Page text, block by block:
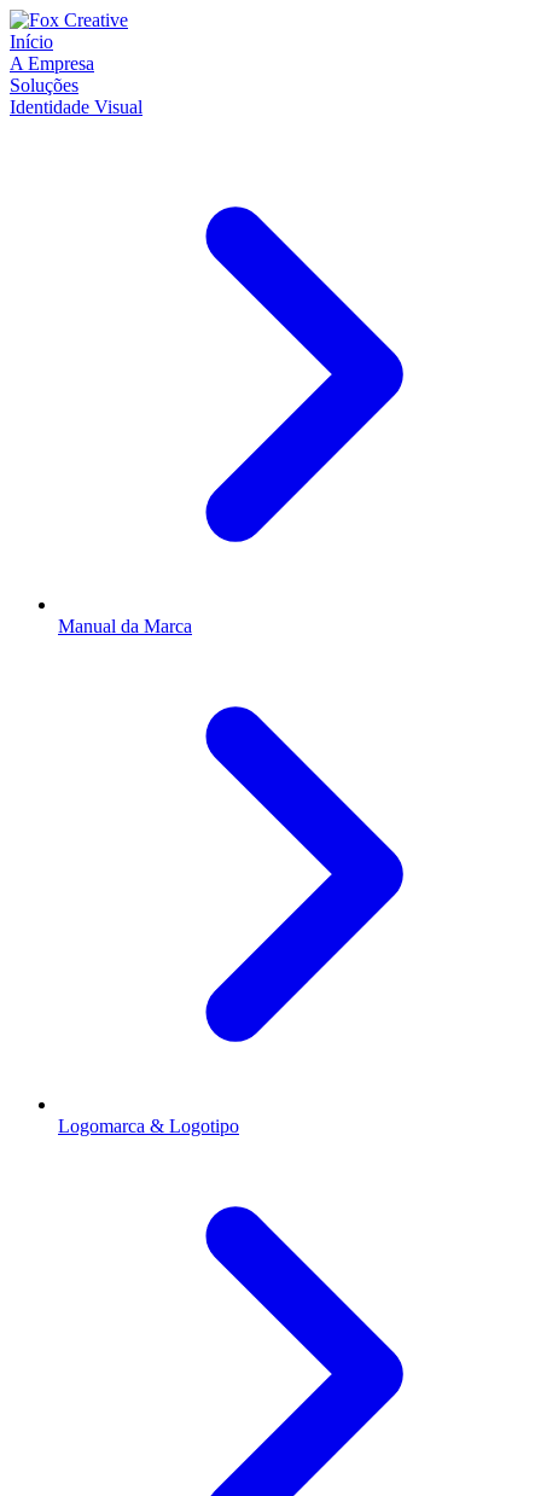
Início
A Empresa
Soluções
Identidade Visual
Manual da Marca
Logomarca & Logotipo